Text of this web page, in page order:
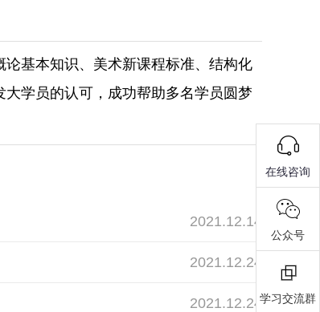
基本知识、美术新课程标准、结构化
学员的认可，成功帮助多名学员圆梦
2021.12.14
2021.12.24
2021.12.24
在线咨询
公众号
学习交流群